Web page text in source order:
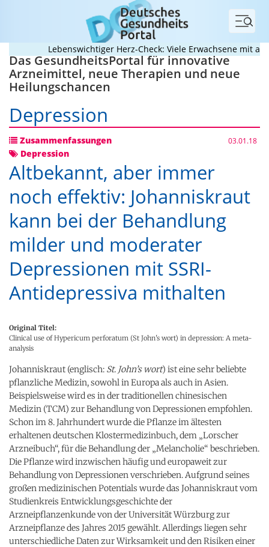
Menü
Lebenswichtiger Herz-Check: Viele Erwachsene mit
Das GesundheitsPortal für innovative
Arzneimittel, neue Therapien und neue
Heilungschancen
Depression
Zusammenfassungen 03.01.18
Depression
Altbekannt, aber immer
noch effektiv: Johanniskraut
kann bei der Behandlung
milder und moderater
Depressionen mit SSRI-
Antidepressiva mithalten
Original Titel:
Clinical use of Hypericum perforatum (St John's wort) in depression: A meta-
analysis
Johanniskraut (englisch: St. John’s wort) ist eine sehr beliebte
pflanzliche Medizin, sowohl in Europa als auch in Asien.
Beispielsweise wird es in der traditionellen chinesischen
Medizin (TCM) zur Behandlung von Depressionen empfohlen.
Schon im 8. Jahrhundert wurde die Pflanze im ältesten
erhaltenen deutschen Klostermedizinbuch, dem „Lorscher
Arzneibuch“, für die Behandlung der „Melancholie“ beschrieben.
Die Pflanze wird inzwischen häufig und europaweit zur
Behandlung von Depressionen verschrieben. Aufgrund seines
großen medizinischen Potentials wurde das Johanniskraut vom
Studienkreis Entwicklungsgeschichte der
Arzneipflanzenkunde von der Universität Würzburg zur
Arzneipflanze des Jahres 2015 gewählt. Allerdings liegen sehr
unterschiedliche Daten zur Wirksamkeit und den Risiken einer